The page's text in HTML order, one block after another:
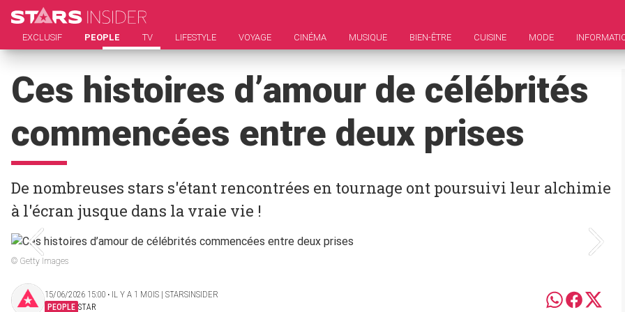
EXCLUSIF PEOPLE TV LIFESTYLE VOYAGE CINÉMA MUSIQUE BIEN-ÊTRE CUISINE MODE
Ces histoires d’amour de célébrités
commencées entre deux prises
De nombreuses stars s'étant rencontrées en tournage ont poursuivi leur alchimie
à l'écran jusque dans la vraie vie !
© Getty Images
15/06/2026 15:00 ‧ IL Y A 1 MOIS | STARSINSIDER
PEOPLE STAR